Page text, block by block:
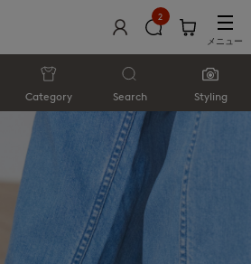
2
メニュー
Category Search Styling